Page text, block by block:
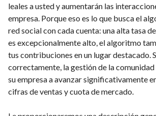
leales a usted y aumentarán las
empresa. Porque eso es lo que busca el
red social con cada cuenta: una alta tasa
es excepcionalmente alto, el algoritmo
tus contribuciones en un lugar destacado.
correctamente, la gestión de la comunidad
su empresa a avanzar significativamente
cifras de ventas y cuota de mercado.